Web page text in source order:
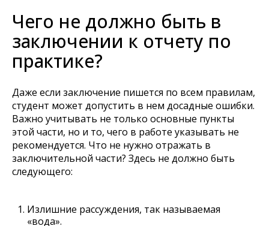
Чего не должно быть в
заключении к отчету по
практике?
Даже если заключение пишется по всем правилам,
студент может допустить в нем досадные ошибки.
Важно учитывать не только основные пункты
этой части, но и то, чего в работе указывать не
рекомендуется. Что не нужно отражать в
заключительной части? Здесь не должно быть
следующего:
Излишние рассуждения, так называемая
«вода».